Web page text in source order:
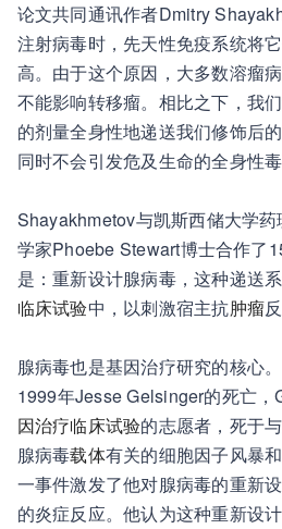
论文共同通讯作者Dmitry
注射病毒时，先天性免疫系统将
高。由于这个原因，大多数溶瘤
不能影响转移瘤。相比之下，我
的剂量全身性地递送我们修饰后
同时不会引发危及生命的全身性
Shayakhmetov与凯斯西储大学
学家Phoebe Stewart博士合作了
是：重新设计腺病毒，这种递送
临床试验中，以刺激宿主抗肿瘤
腺病毒也是基因治疗研究的核心
1999年Jesse Gelsinger的死亡
因治疗临床试验的志愿者，死于
腺病毒载体有关的细胞因子风暴
一事件激发了他对腺病毒的重新
的炎症反应。他认为这种重新设